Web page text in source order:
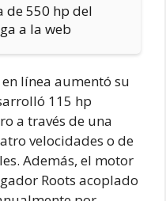
de 550 hp del
a la web
línea aumentó su
115 hp
a través de una
velocidades o de
Además, el motor
Roots acoplado